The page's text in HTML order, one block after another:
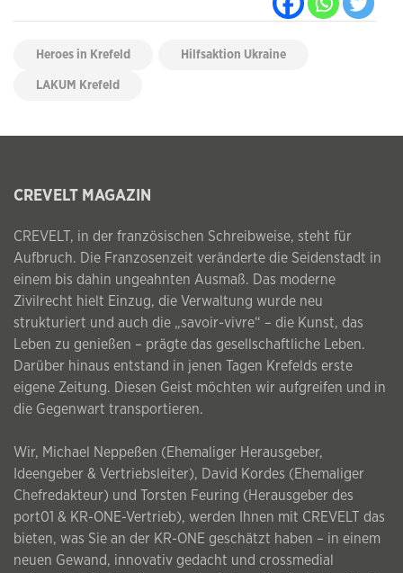
Heroes in Krefeld Hilfsaktion Ukraine
LAKUM Krefeld
CREVELT MAGAZIN
CREVELT, in der französischen Schreibweise, steht für
Aufbruch. Die Franzosenzeit veränderte die Seidenstadt in
einem bis dahin ungeahnten Ausmaß. Das moderne
Zivilrecht hielt Einzug, die Verwaltung wurde neu
strukturiert und auch die „savoir-vivre“ – die Kunst, das
Leben zu genießen – prägte das gesellschaftliche Leben.
Darüber hinaus entstand in jenen Tagen Krefelds erste
eigene Zeitung. Diesen Geist möchten wir aufgreifen und in
die Gegenwart transportieren.
Wir, Michael Neppeßen (Ehemaliger Herausgeber,
Ideengeber & Vertriebsleiter), David Kordes (Ehemaliger
Chefredakteur) und Torsten Feuring (Herausgeber des
port01 & KR-ONE-Vertrieb), werden Ihnen mit CREVELT das
bieten, was Sie an der KR-ONE geschätzt haben – in einem
neuen Gewand, innovativ gedacht und crossmedial